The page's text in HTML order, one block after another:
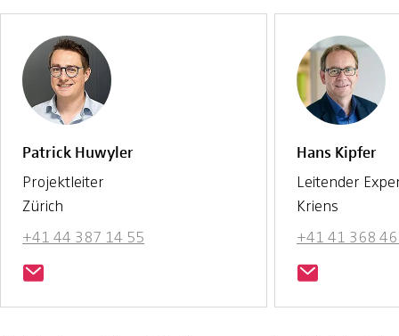
Patrick Huwyler
Projektleiter
Zürich
+41 44 387 14 55
Hans Kipfer
Leitender
Kriens
+41 41 368